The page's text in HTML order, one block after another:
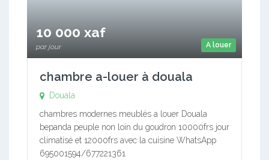
A louer
10 000 xaf
par jour
chambre a-louer à douala
Douala
chambres modernes meublés a louer Douala
bepanda peuple non loin du goudron 10000frs jour
climatisé et 12000frs avec la cuisine WhatsApp
695001594/677221361